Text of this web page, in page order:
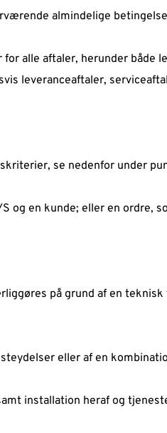
almindelige
alle aftaler, herunder både
leveranceaftaler,
se nedenfor under
og en kunde; eller en ordre,
på grund af en
eller af en
installation heraf og